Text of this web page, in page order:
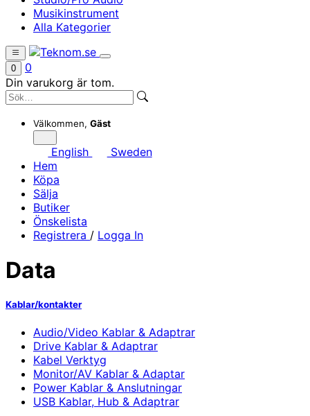
Musikinstrument
Alla Kategorier
0
0
Din varukorg är tom.
Välkommen, Gäst
English
Sweden
Hem
Köpa
Sälja
Butiker
Önskelista
Registrera / Logga In
Data
Kablar/kontakter
Audio/Video Kablar & Adaptrar
Drive Kablar & Adaptrar
Kabel Verktyg
Monitor/AV Kablar & Adaptar
Power Kablar & Anslutningar
USB Kablar, Hub & Adaptrar